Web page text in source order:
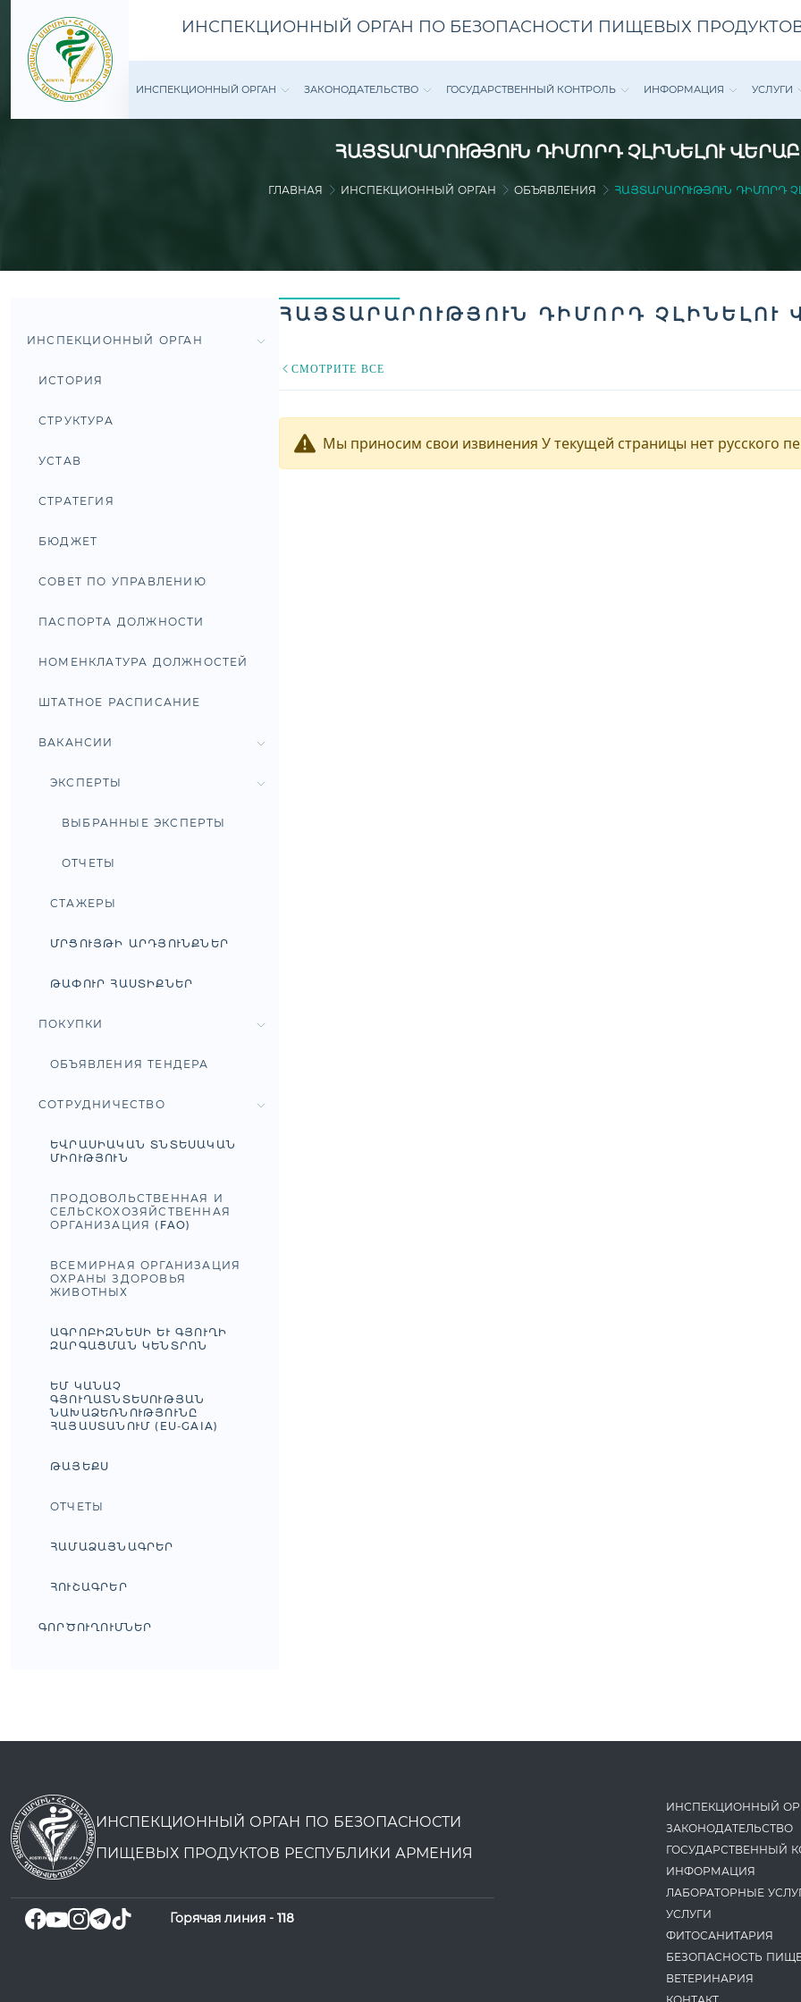
ИНСПЕКЦИОННЫЙ ОРГАН ПО БЕЗОПАСНОСТИ ПИЩЕВЫХ
ИНСПЕКЦИОННЫЙ ОРГАН ЗАКОНОДАТЕ­ЛЬСТВО ГОСУДАРСТВЕННЫЙ КОНТРОЛЬ ИНФОРМАЦИЯ УСЛУГИ
ՀԱՅՏԱՐԱՐՈՒԹՅՈՒՆ ԴԻՄՈՐԴ ՉԼԻՆԵԼՈՒ
ГЛАВНАЯ ИНСПЕКЦИОННЫЙ ОРГАН ОБЪЯВЛЕНИЯ ՀԱՅՏԱՐԱՐՈՒԹՅՈՒՆ ԴԻՄՈՐԴ
ИНСПЕКЦИОННЫЙ ОРГАН
ИСТОРИЯ
СТРУКТУРА
УСТАВ
СТРАТЕГИЯ
БЮДЖЕТ
СОВЕТ ПО УПРАВЛЕНИЮ
ПАСПОРТА ДОЛЖНОСТИ
НОМЕНКЛАТУРА ДОЛЖНОСТЕЙ
ШТАТНОЕ РАСПИСАНИЕ
ВАКАНСИИ
ЭКСПЕРТЫ
ВЫБРАННЫЕ ЭКСПЕРТЫ
ОТЧЕТЫ
СТАЖЕРЫ
ՄՐՑՈՒՅԹԻ ԱՐԴՅՈՒՆՔՆԵՐ
ԹԱՓՈՒՐ ՀԱՍՏԻՔՆԵՐ
ПОКУПКИ
ОБЪЯВЛЕНИЯ ТЕНДЕРА
СОТРУДНИЧЕСТВО
ԵՎՐԱՍԻԱԿԱՆ ՏՆՏԵՍԱԿԱՆ
ՄԻՈՒԹՅՈՒՆ
ПРОДОВОЛЬСТВЕННАЯ И
СЕЛЬСКОХОЗЯЙСТВЕННАЯ
ОРГАНИЗАЦИЯ (FAO)
ВСЕМИРНАЯ ОРГАНИЗАЦИЯ
ОХРАНЫ ЗДОРОВЬЯ
ЖИВОТНЫХ
ԱԳՐՈԲԻԶՆԵՍԻ ԵՒ ԳՅՈՒՂԻ Զ
ԱՐԳԱՑՄԱՆ ԿԵՆՏՐՈՆ
ԵՄ ԿԱՆԱՉ
ԳՅՈՒՂԱՏՆՏԵՍՈՒԹՅԱՆ
ՆԱԽԱՁԵՌՆՈՒԹՅՈՒՆԸ
ՀԱՅԱՍՏԱՆՈՒՄ (EU-GAIA)
ԹԱՅԵՔՍ
ОТЧЕТЫ
ՀԱՄԱՁԱՅՆԱԳՐԵՐ
ՀՈՒՇԱԳՐԵՐ
ԳՈՐԾՈՒՂՈՒՄՆԵՐ
ՀԱՅՏԱՐԱՐՈՒԹՅՈՒՆ ԴԻՄՈՐԴ ՉԼԻՆԵԼՈՒ
СМОТРИТЕ ВСЕ
Мы приносим свои извинения У текущей страницы нет русского
ИНСПЕКЦИОННЫЙ ОРГАН ПО БЕЗОПАСНОСТИ
ПИЩЕВЫХ ПРОДУКТОВ РЕСПУБЛИКИ АРМЕНИЯ
Горячая линия - 118
ИНСПЕКЦИОННЫЙ
ЗАКОНОДАТЕ­ЛЬСТВО
ГОСУДАРСТВЕННЫЙ
ИНФОРМАЦИЯ
ЛАБОРАТОРНЫЕ
УСЛУГИ
ФИТОСАНИТАРИЯ
БЕЗОПАСНОСТЬ
ВЕТЕРИНАРИЯ